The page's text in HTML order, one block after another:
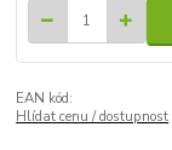
EAN kód:
Hlídat cenu / dostupnost